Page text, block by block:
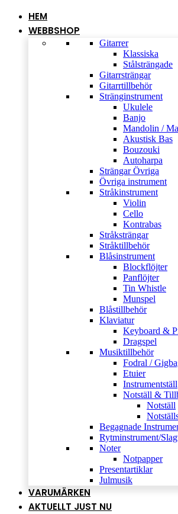
HEM
WEBBSHOP
Gitarrer
Klassiska
Stålsträngade
Gitarrsträngar
Gitarrtillbehör
Stränginstrument
Ukulele
Banjo
Mandolin /
Akustisk Bas
Bouzouki
Autoharpa
Strängar Övriga
Övriga instrument
Stråkinstrument
Violin
Cello
Kontrabas
Stråksträngar
Stråktillbehör
Blåsinstrument
Blockflöjter
Panflöjter
Tin Whistle
Munspel
Blåstillbehör
Klaviatur
Keyboard &
Dragspel
Musiktillbehör
Fodral /
Etuier
Instrumentställ
Notställ &
Notställ
Begagnade
Rytminstrument/
Noter
Notpapper
Presentartiklar
Julmusik
VARUMÄRKEN
AKTUELLT JUST NU